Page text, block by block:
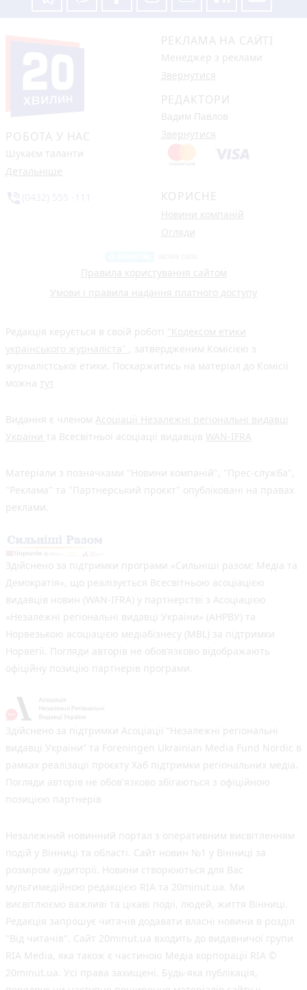
РОБОТА У НАС
Шукаєм таланти
Детальніше
РЕКЛАМА НА САЙТІ
Менеджер з реклами
Звернутися
РЕДАКТОРИ
Вадим Павлов
Звернутися
КОРИСНЕ
Новини компаній
Огляди
Правила користування сайтом
Умови і правила надання платного доступу
Редакція керується в своїй роботі "Кодексом етики
українського журналіста"
, затвердженим Комісією з
журналістської етики. Поскаржитись на матеріал до Комісії
можна тут
Видання є членом Асоціації Незалежні регіональні видавці
України та Всесвітньої асоціації видавців WAN-IFRA
Матеріали з позначками "Новини компаній", "Прес-служба",
"Реклама" та "Партнерський проєкт" опубліковані на правах
реклами.
Здійснено за підтримки програми «Сильніші разом: Медіа та
Демократія», що реалізується Всесвітньою асоціацією
видавців новин (WAN-IFRA) у партнерстві з Асоціацією
«Незалежні регіональні видавці України» (АНРВУ) та
Норвезькою асоціацією медіабізнесу (MBL) за підтримки
Норвегії. Погляди авторів не обов’язково відображають
офіційну позицію партнерів програми.
Здійснено за підтримки Асоціації “Незалежні регіональні
видавці України” та Foreningen Ukrainian Media Fund Nordic в
рамках реалізації проєкту Хаб підтримки регіональних медіа.
Погляди авторів не обов'язково збігаються з офіційною
позицією партнерів
Незалежний новинний портал з оперативним висвітленням
подій у Вінниці та області. Сайт новин №1 у Вінниці за
розміром аудиторії. Новини створюються для Вас
мультимедійною редакцією RIA та 20minut.ua. Ми
висвітлюємо важливі та цікаві події, людей, життя Вінниці.
Редакція запрошує читачів додавати власні новини в розділ
"Від читачів". Сайт 20minut.ua входить до видавничої групи
RIA Media, яка також є частиною Медіа корпорації RIA ©
20minut.ua. Усі права захищені. Будь-яка публiкацiя,